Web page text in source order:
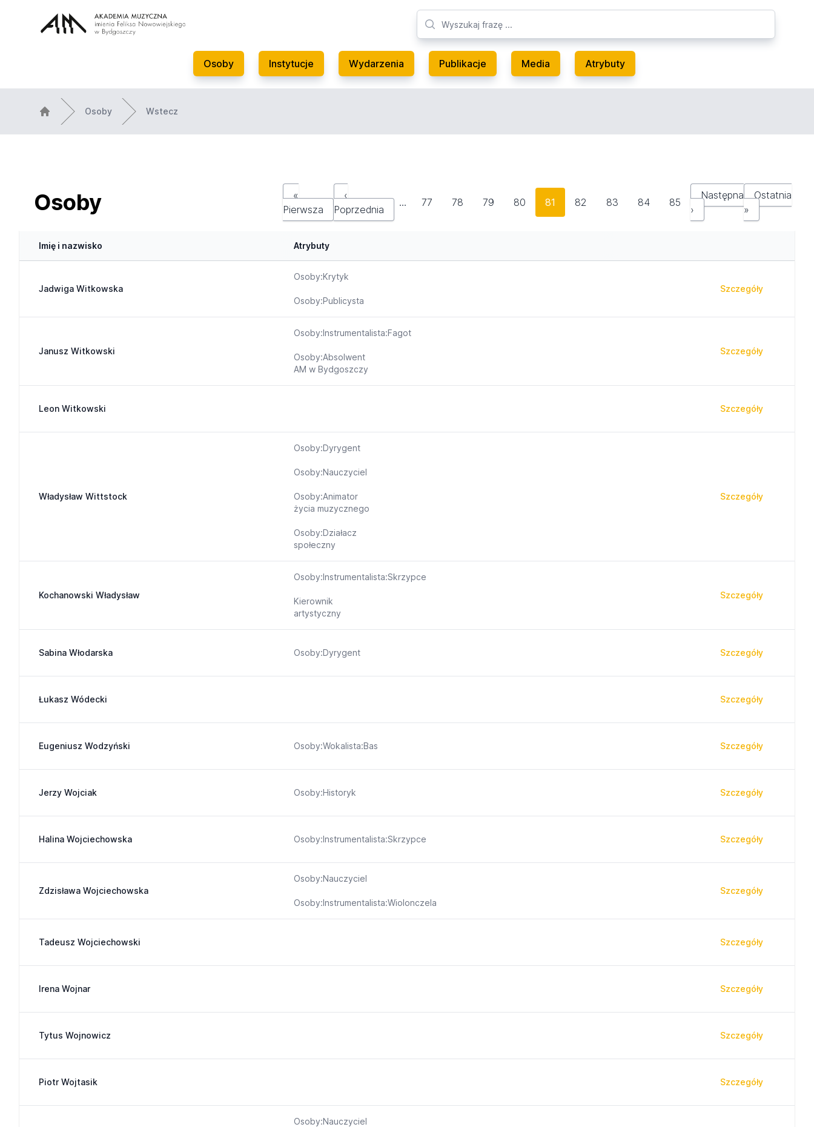
Osoby Instytucje Wydarzenia Publikacje Media Atrybuty
Osoby Wstecz
Osoby
«
Pierwsza
‹
Poprzednia
… 77 78 79 80 81 82 83 84 85
Następna
›
Ostatnia
»
Imię i nazwisko Atrybuty
Jadwiga Witkowska
Osoby:Krytyk
Osoby:Publicysta
Szczegóły
Janusz Witkowski
Osoby:Instrumentalista:Fagot
Osoby:Absolwent
AM w Bydgoszczy
Szczegóły
Leon Witkowski Szczegóły
Władysław Wittstock
Osoby:Dyrygent
Osoby:Nauczyciel
Osoby:Animator
życia muzycznego
Osoby:Działacz
społeczny
Szczegóły
Kochanowski Władysław
Osoby:Instrumentalista:Skrzypce
Kierownik
artystyczny
Szczegóły
Sabina Włodarska Osoby:Dyrygent Szczegóły
Łukasz Wódecki Szczegóły
Eugeniusz Wodzyński Osoby:Wokalista:Bas Szczegóły
Jerzy Wojciak Osoby:Historyk Szczegóły
Halina Wojciechowska Osoby:Instrumentalista:Skrzypce Szczegóły
Zdzisława Wojciechowska
Osoby:Nauczyciel
Osoby:Instrumentalista:Wiolonczela
Szczegóły
Tadeusz Wojciechowski Szczegóły
Irena Wojnar Szczegóły
Tytus Wojnowicz Szczegóły
Piotr Wojtasik Szczegóły
Osoby:Nauczyciel